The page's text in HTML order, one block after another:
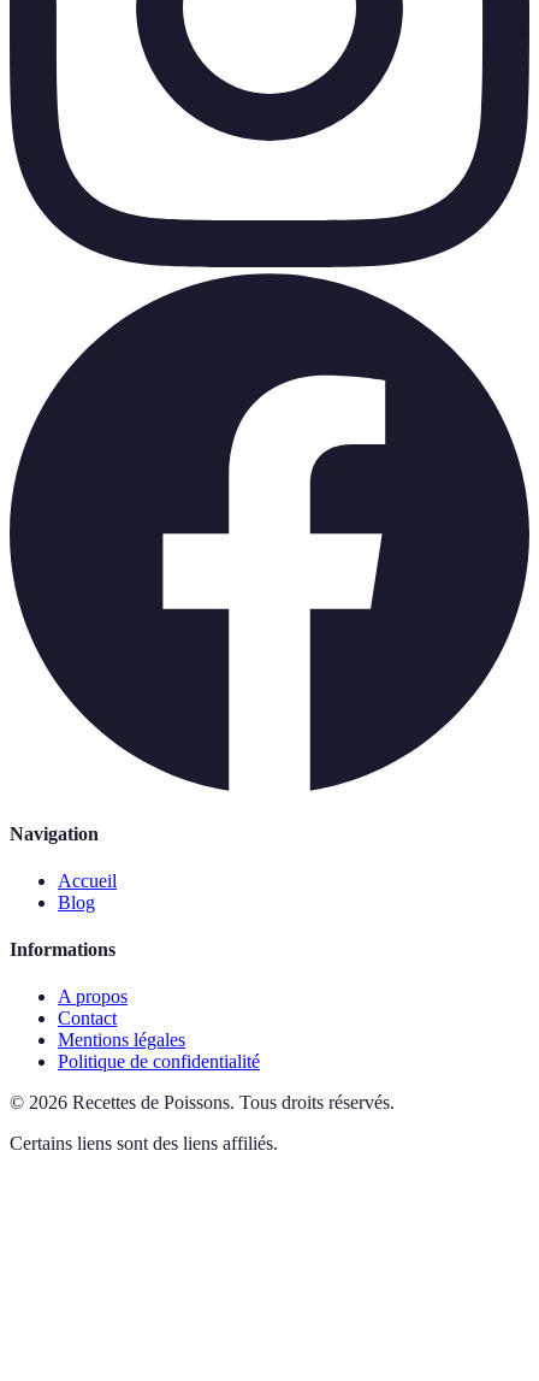
Navigation
Accueil
Blog
Informations
A propos
Contact
Mentions légales
Politique de confidentialité
© 2026 Recettes de Poissons. Tous droits réservés.
Certains liens sont des liens affiliés.